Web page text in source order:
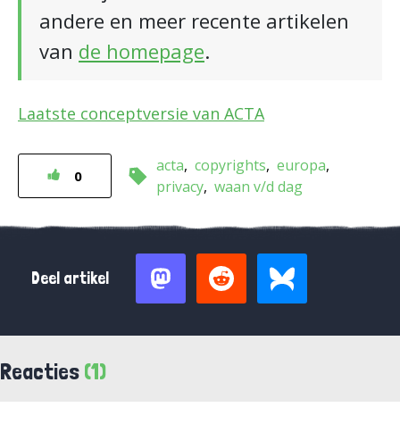
andere en meer recente artikelen
van de homepage.
Laatste conceptversie van ACTA
0
acta copyrights europa
privacy waan v/d dag
Deel artikel
Reacties (1)